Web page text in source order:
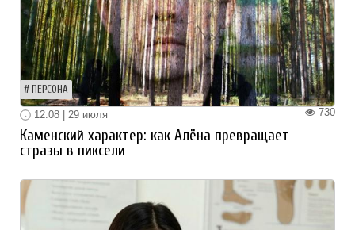
ПЕРСОНА
730
12:08 | 29 июля
Каменский характер: как Алёна превращает
стразы в пиксели